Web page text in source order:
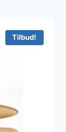
Tilbud!